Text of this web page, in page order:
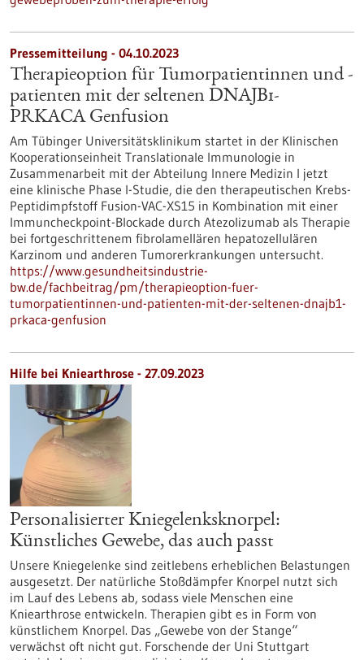
Pressemitteilung - 04.10.2023
Therapieoption für Tumorpatientinnen und -
patienten mit der seltenen DNAJB1-
PRKACA Genfusion
Am Tübinger Universitätsklinikum startet in der Klinischen
Kooperationseinheit Translationale Immunologie in
Zusammenarbeit mit der Abteilung Innere Medizin I jetzt
eine klinische Phase I-Studie, die den therapeutischen Krebs-
Peptidimpfstoff Fusion-VAC-XS15 in Kombination mit einer
Immuncheckpoint-Blockade durch Atezolizumab als Therapie
bei fortgeschrittenem fibrolamellären hepatozellulären
Karzinom und anderen Tumorerkrankungen untersucht.
https://www.gesundheitsindustrie-
bw.de/fachbeitrag/pm/therapieoption-fuer-
tumorpatientinnen-und-patienten-mit-der-seltenen-dnajb1-
prkaca-genfusion
Hilfe bei Kniearthrose - 27.09.2023
Personalisierter Kniegelenksknorpel:
Künstliches Gewebe, das auch passt
Unsere Kniegelenke sind zeitlebens erheblichen Belastungen
ausgesetzt. Der natürliche Stoßdämpfer Knorpel nutzt sich
im Lauf des Lebens ab, sodass viele Menschen eine
Kniearthrose entwickeln. Therapien gibt es in Form von
künstlichem Knorpel. Das „Gewebe von der Stange“
verwächst oft nicht gut. Forschende der Uni Stuttgart